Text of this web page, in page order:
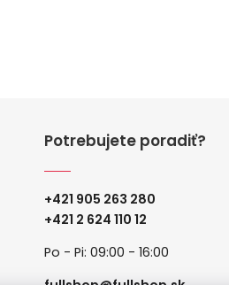
Potrebujete poradiť?
+421 905 263 280
+421 2 624 110 12
Po - Pi: 09:00 - 16:00